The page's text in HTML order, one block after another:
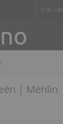
Cm / In
| Mehlin